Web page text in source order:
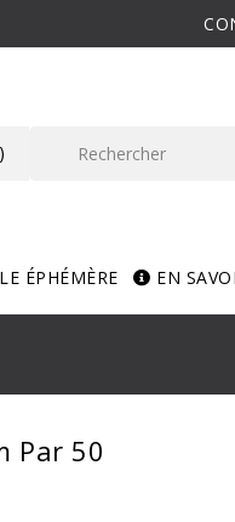
ÉPHÉMÈRE EN
Par 50